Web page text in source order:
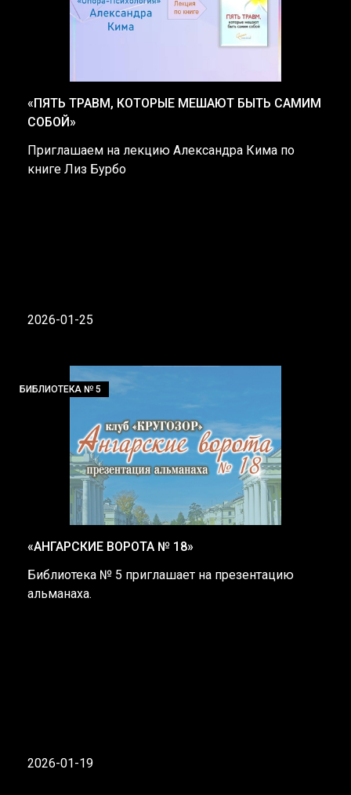
«ПЯТЬ ТРАВМ, КОТОРЫЕ МЕШАЮТ БЫТЬ САМИМ
СОБОЙ»
Приглашаем на лекцию Александра Кима по
книге Лиз Бурбо
2026-01-25
БИБЛИОТЕКА № 5
«АНГАРСКИЕ ВОРОТА № 18»
Библиотека № 5 приглашает на презентацию
альманаха.
2026-01-19